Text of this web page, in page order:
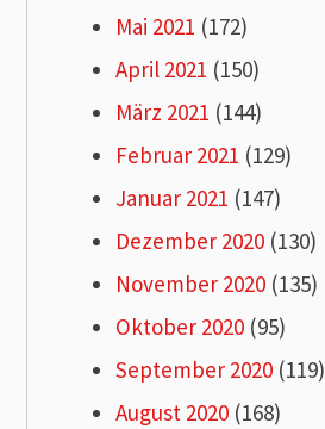
Mai 2021 (172)
April 2021 (150)
März 2021 (144)
Februar 2021 (129)
Januar 2021 (147)
Dezember 2020 (130)
November 2020 (135)
Oktober 2020 (95)
September 2020 (119)
August 2020 (168)